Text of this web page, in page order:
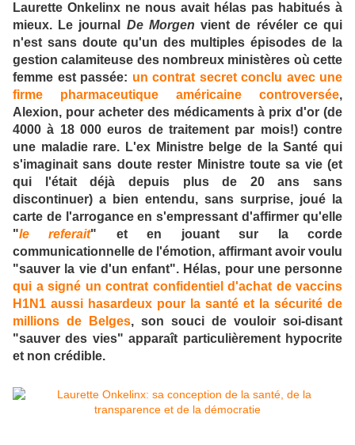
Laurette Onkelinx ne nous avait hélas pas habitués à
mieux. Le journal De Morgen vient de révéler ce qui
n'est sans doute qu'un des multiples épisodes de la
gestion calamiteuse des nombreux ministères où cette
femme est passée: un contrat secret conclu avec une
firme pharmaceutique américaine controversée,
Alexion, pour acheter des médicaments à prix d'or (de
4000 à 18 000 euros de traitement par mois!) contre
une maladie rare. L'ex Ministre belge de la Santé qui
s'imaginait sans doute rester Ministre toute sa vie (et
qui l'était déjà depuis plus de 20 ans sans
discontinuer) a bien entendu, sans surprise, joué la
carte de l'arrogance en s'empressant d'affirmer qu'elle
"le referait" et en jouant sur la corde
communicationnelle de l'émotion, affirmant avoir voulu
"sauver la vie d'un enfant". Hélas, pour une personne
qui a signé un contrat confidentiel d'achat de vaccins
H1N1 aussi hasardeux pour la santé et la sécurité de
millions de Belges, son souci de vouloir soi-disant
"sauver des vies" apparaît particulièrement hypocrite
et non crédible.